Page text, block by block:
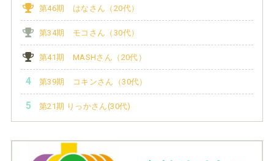
第46期 はなさん（20代）
第34期 モコさん（30代）
第41期 MASHさん（20代）
第39期 コキンさん（30代）
第21期 りっかさん(30代)